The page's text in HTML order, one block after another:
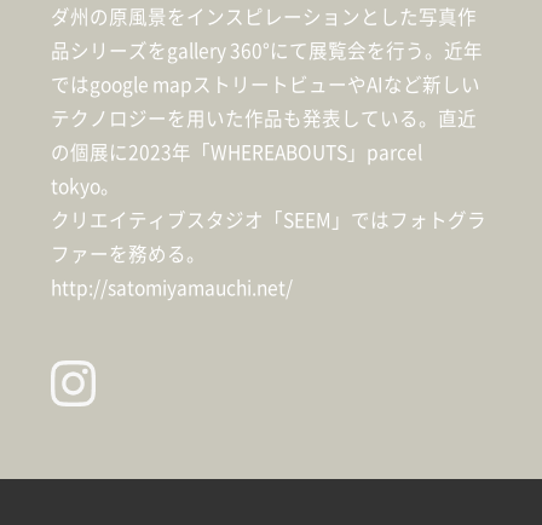
ダ州の原風景をインスピレーションとした写真作
品シリーズをgallery 360°にて展覧会を行う。近年
ではgoogle mapストリートビューやAIなど新しい
テクノロジーを用いた作品も発表している。直近
の個展に2023年「WHEREABOUTS」parcel
tokyo。
クリエイティブスタジオ「SEEM」ではフォトグラ
ファーを務める。
http://satomiyamauchi.net/